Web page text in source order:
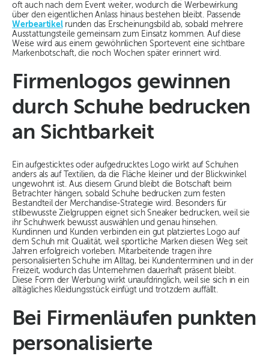
oft auch nach dem Event weiter, wodurch die Werbewirkung
über den eigentlichen Anlass hinaus bestehen bleibt. Passende
Werbeartikelrunden das Erscheinungsbild ab, sobald mehrere
Ausstattungsteile gemeinsam zum Einsatz kommen. Auf diese
Weise wird aus einem gewöhnlichen Sportevent eine sichtbare
Markenbotschaft, die noch Wochen später erinnert wird.
Firmenlogos gewinnen
durch Schuhe bedrucken
an Sichtbarkeit
Ein aufgesticktes oder aufgedrucktes Logo wirkt auf Schuhen
anders als auf Textilien, da die Fläche kleiner und der Blickwinkel
ungewohnt ist. Aus diesem Grund bleibt die Botschaft beim
Betrachter hängen, sobald Schuhe bedrucken zum festen
Bestandteil der Merchandise-Strategie wird. Besonders für
stilbewusste Zielgruppen eignet sich Sneaker bedrucken, weil sie
ihr Schuhwerk bewusst auswählen und genau hinsehen.
Kundinnen und Kunden verbinden ein gut platziertes Logo auf
dem Schuh mit Qualität, weil sportliche Marken diesen Weg seit
Jahren erfolgreich vorleben. Mitarbeitende tragen ihre
personalisierten Schuhe im Alltag, bei Kundenterminen und in der
Freizeit, wodurch das Unternehmen dauerhaft präsent bleibt.
Diese Form der Werbung wirkt unaufdringlich, weil sie sich in ein
alltägliches Kleidungsstück einfügt und trotzdem auffällt.
Bei Firmenläufen punkten
personalisierte